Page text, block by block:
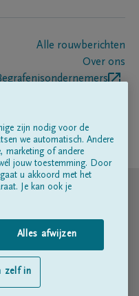
Alle rouwberichten
Over ons
zijn nodig voor de
we automatisch. Andere
marketing of andere
jouw toestemming. Door
u akkoord met het
Je kan ook je
Alles afwijzen
zelf in